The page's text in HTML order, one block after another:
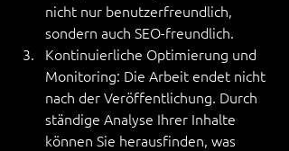
nicht nur benutzerfreundlich,
sondern auch SEO-freundlich.
Kontinuierliche Optimierung und
Monitoring: Die Arbeit endet nicht
nach der Veröffentlichung. Durch
ständige Analyse Ihrer Inhalte
können Sie herausfinden, was